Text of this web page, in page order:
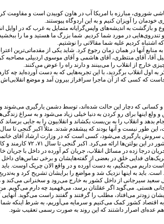
شوروی، مبارزه با امریکا آب در هاون کوبیدن است و مقاومت
خودمان را آویزان کنیم و به این اردوگاه پیوستند.
و بازگشت به اندیشه‌های واپس‌گرایانه متمایل به غرب که در
تندروی‌هایی در مورد شما کردیم. شما بزرگ ما هستید و ما را
اشتباه کردیم علیه شما مقالاتی را نوشتیم.
آقا، آقای منتظری، آقای هاشمی و آقای موسوی اردبیلی مصاحبه
خارج از انقلاب را می‌بینند و دارند راه را عوض می‌کنند.
اول انقلاب برگردید، با این تجربه‌هایی که به دست آورده‌اید چه
که کسی که از آن ماجرا سرافراز بیرون آمد و موضع
و کسانی که دچار این حالت شده‌اند، توسط دشمن یارگیری
و ولع اینها برای رو کردن به دنیا خیلی زیاد می‌شود و به سراغ
و انقلاب را به بن‌بست بکشاند و انقلابیون را به جایی
سروش یارگیری می‌شود، کسی است که در وزارت ارشاد آقای
ارائه می‌کرد. اکبر گنجی تا سال ۷۱، ۷۲ کارمند و کارش این بود.
درجا زده در مسائل انقلاب، جریان کم آورده در داخل با
فدایی خلق در بعضی از گفته‌هایشان و برخی تماس‌های
را که ۱۰ سال است داریم می‌جنگیم، به دست آورده و در واقع
باید به اینها نزدیک شد و مواضع را برایشان تشریح کرد و
سعید سیرجانی از داخل کشور به خارج می‌رود و سخنرانی می‌کند و
هستی. می‌گوید اگر عقلتان برسد، می‌فهمید چه دارم می‌گویم. من
زودتر می‌افتاد، مطلب را گرفتند و گفتند راست می‌گوید.
اقتصاد کشور کمک می‌کنیم و سرمایه می‌آوریم، به شرط اینکه شما
عده‌ای اصرار داشتند که این روند به صورت رسمی تعقیب شود.